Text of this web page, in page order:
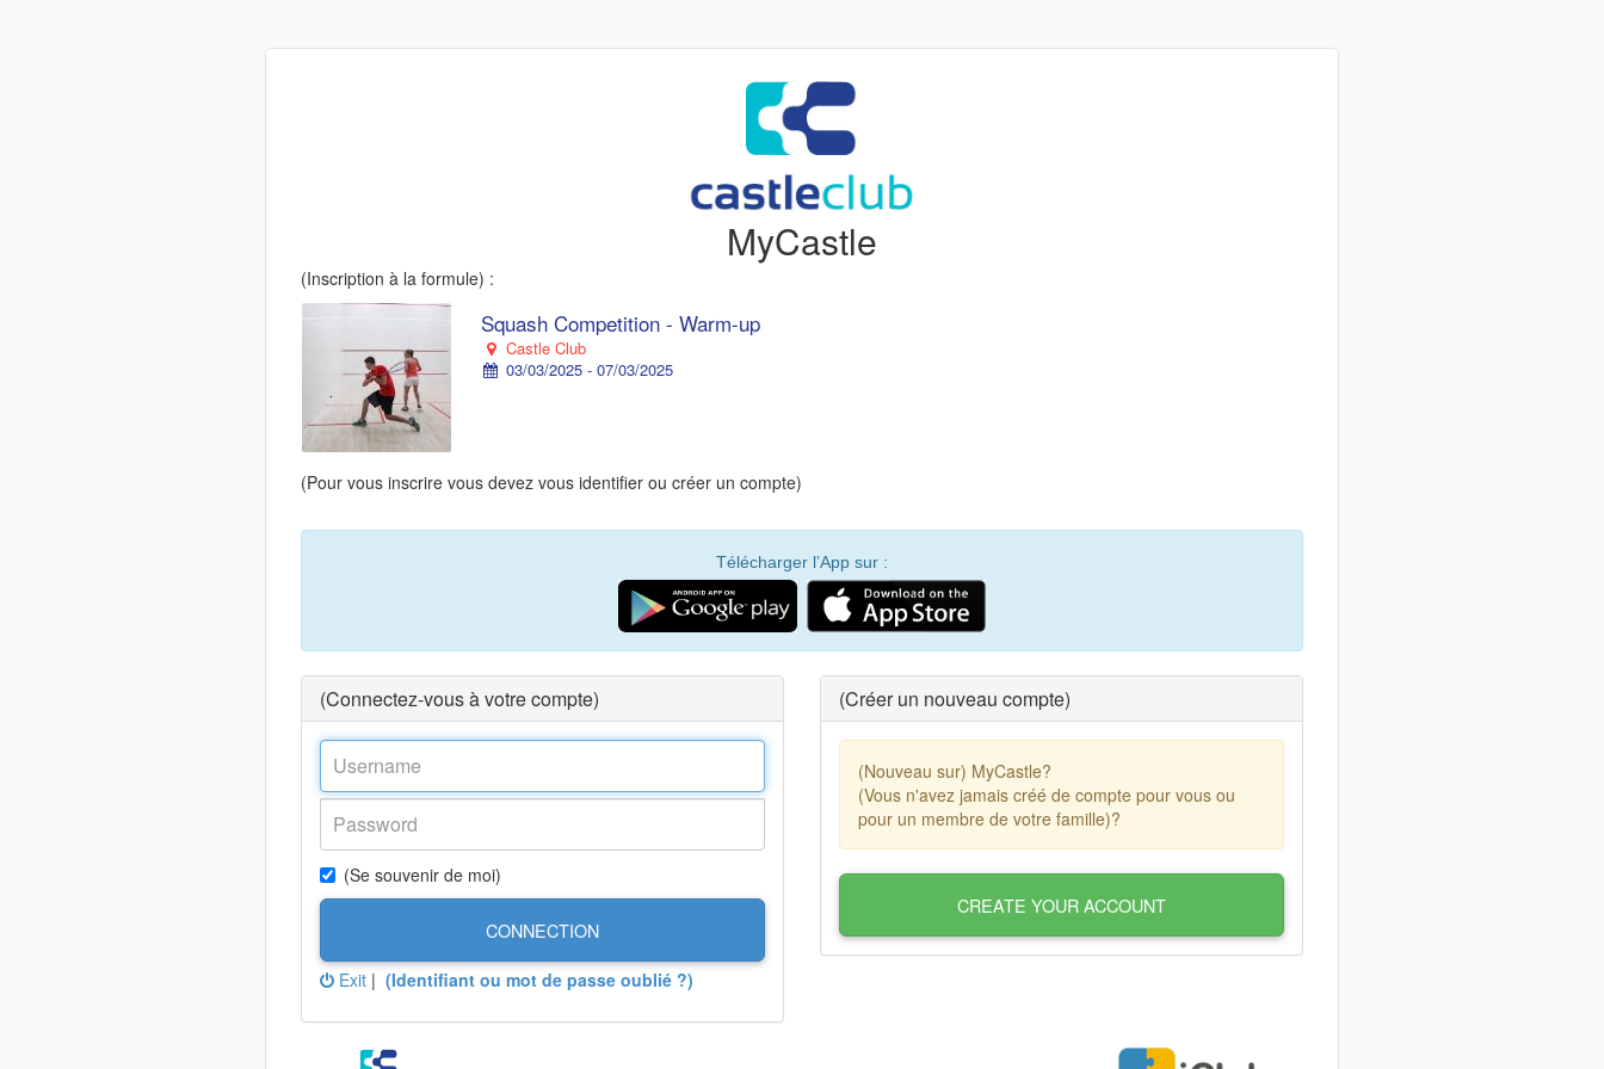
MyCastle
(Inscription à la formule) :
Squash Competition - Warm-up
Castle Club
03/03/2025 - 07/03/2025
(Pour vous inscrire vous devez vous identifier ou créer un compte)
Télécharger l’App sur :
(Connectez-vous à votre compte)
(Se souvenir de moi)
CONNECTION
Exit | (Identifiant ou mot de passe oublié ?)
(Créer un nouveau compte)
(Nouveau sur) MyCastle?
(Vous n'avez jamais créé de compte pour vous ou
pour un membre de votre famille)?
CREATE YOUR ACCOUNT